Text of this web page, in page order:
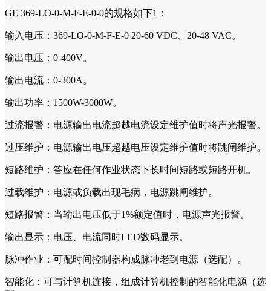
GE 369-LO-0-M-F-E-0-0的规格如下1：
输入电压：369-LO-0-M-F-E-0 20-60 VDC、20-48 VAC。
输出电压：0-400V。
输出电流：0-300A。
输出功率：1500W-3000W。
过流报警：电源输出电流超越电流设定维护值时将声光报警。
过压维护：电源输出电压超越电压设定维护值时将跳闸维护。
短路维护：答应在任何作业状态下长时间短路或短路开机。
过载维护：电源或负载出现毛病，电源跳闸维护。
短路报警：当输出电压低于1%额定值时，电源声光报警。
输出显示：电压、电流同时LED数码显示。
脉冲作业：可配时间控制器构成脉冲老到电源（选配）。
智能化：可与计算机连接，组成计算机控制的智能化电源（选